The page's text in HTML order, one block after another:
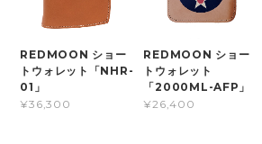
REDMOON ショー
トウォレット「NHR-
01」
¥36,300
REDMOON ショー
トウォレット
「2000ML-AFP」
¥26,400